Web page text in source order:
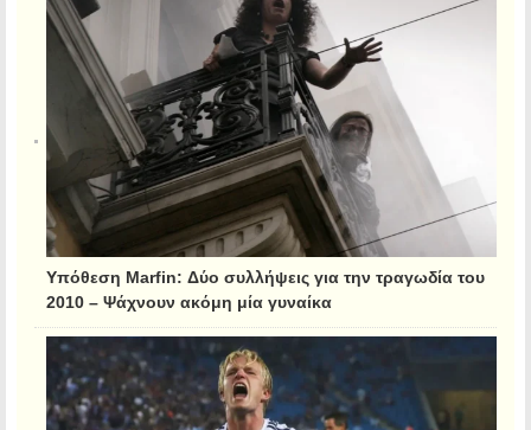
Υπόθεση Marfin: Δύο συλλήψεις για την τραγωδία του
2010 – Ψάχνουν ακόμη μία γυναίκα